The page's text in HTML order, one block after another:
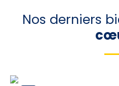
Nos derniers